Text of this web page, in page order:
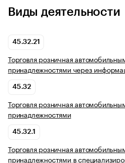
Виды деятельности
45.32.21
Торговля розничная
принадлежностями через
45.32
Торговля розничная
принадлежностями
45.32.1
Торговля розничная
принадлежностями в